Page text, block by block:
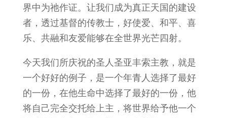
界中为祂作证。让我们成为真正天国的建设
者，透过基督的传教士，好使爱、和平、喜
乐、共融和友爱能够在全世界光芒四射。
今天我们所庆祝的圣人圣亚丰索主教，就是
一个好好的例子，是一个年青人选择了最好
的一份，在他生命中选择了最好的一份，他
将自己完全交托给上主，将世界给予他一个